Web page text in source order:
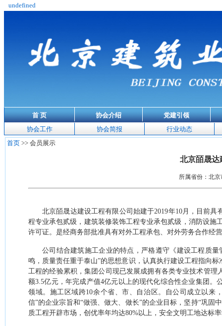
undefined
首 页 协会介绍
党建引领
协会工作
协会简报
行业动态
首页 >> 会员展示
北京皕晟达
所属省份：北
北京皕晟达建设工程有限公司始建于2019年10月，目前具
程专业承包贰级，建筑装修装饰工程专业承包贰级，消防设
许可证。是经商务部批准具有对外工程承包、对外劳务合作经
公司结合建筑施工企业的特点，严格遵守《建设工程质
鸣，质量责任重于泰山”的思想意识，认真执行建设工程指向
工程的经验累积，集团公司现已发展成拥有各类专业技术管理
额3.5亿元，年完成产值4亿元以上的现代化综合性企业集团。
领域。施工区域跨10余个省、市、自治区。自公司成立以来
信”的企业宗旨和“做强、做大、做长”的企业目标，坚持“巩
质工程开辟市场，创优率年均达80%以上，安全文明工地达标率